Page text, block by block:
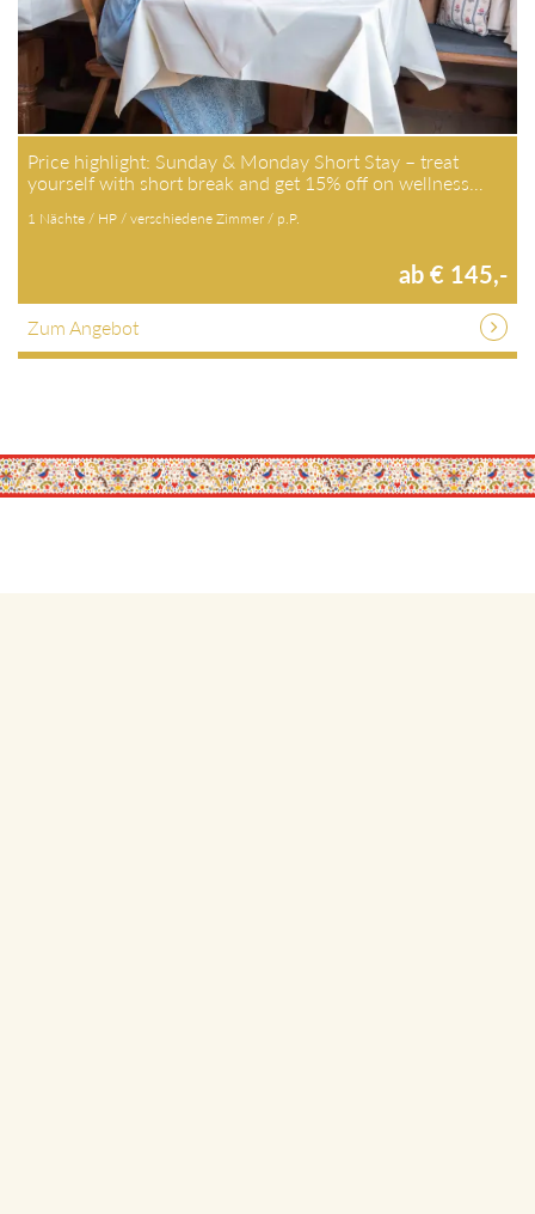
Price highlight: Sunday & Monday Short Stay – treat
yourself with short break and get 15% off on wellness…
1 Nächte / HP / verschiedene Zimmer / p.P.
ab € 145,-
Zum Angebot